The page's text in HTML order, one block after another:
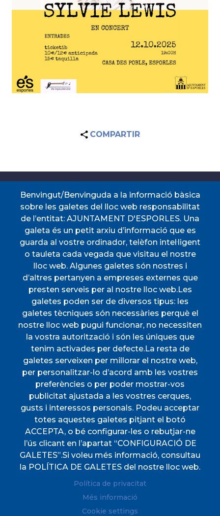
COMPARTIR
Accessos directes
CERTIFICAT DE VIATGE PERFIL DEL
CONTRACTANT
PORTAL DE
TRANSPARÈNCIA
SEU ELECTRÒNICA
TAULER D'ANUNCIS
TRANSPORT
Menú
INICI
AJUNTAMENT
DESCOBREIX ESPORLES
VIURE A ESPORLES
TOTES LES NOTÍCIES
CIF P0702000A. CP: 07190
Direccions
Plaça de l'Ajuntament, 1
(+34) 971 61 00 02
(+34) 971 61 04 45
Benvingut/Benvinguda a la informació bàsica
sobre les galetes del lloc web responsabilitat
de l’entitat: AJUNTAMENT D'ESPORLES. Una
galeta és un petit arxiu d’informació que es
guarda al vostre ordinador, telèfon intel·ligent
o tauleta cada vegada que visitau el nostre
lloc web. Algunes galetes són nostres i
d’altres pertanyen a empreses externes que
presten serveis per al nostre lloc web.Les
galetes poden ser de diversos tipus: les
galetes tècniques són necessàries perquè el
nostre lloc web pugui funcionar, no necessiten
la vostra autorització i són les úniques que
tenim activades per defecte.La resta de
galetes serveixen per millorar el nostre web,
per personalitzar-lo d’acord amb les vostres
preferències o per poder mostrar-vos
publicitat ajustada a les vostres cerques,
gusts i interessos personals. Podeu acceptar
totes aquestes galetes pitjant el botó
ACCEPTA, o bé configurar-les o rebutjar-ne
l’ús clicant en l’apartat “CONFIGURACIÓ DE
GALETES”.Si voleu més informació, consultau
la POLÍTICA DE GALETES del nostre lloc web.
Política de privacitat
Més informació
Cookie settings